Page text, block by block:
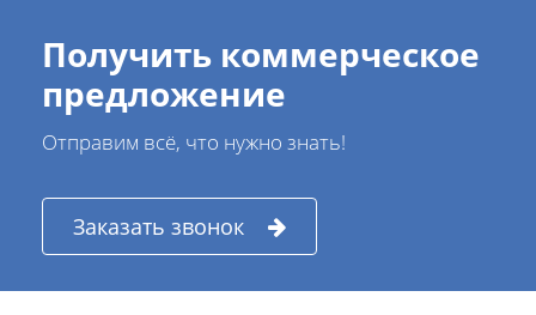
Получить коммерческое
предложение
Отправим всё, что нужно знать!
Заказать звонок